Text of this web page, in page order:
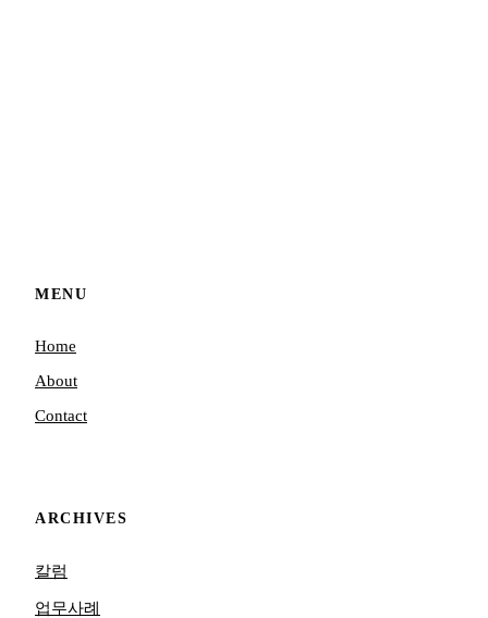
MENU
Home
About
Contact
ARCHIVES
칼럼
업무사례